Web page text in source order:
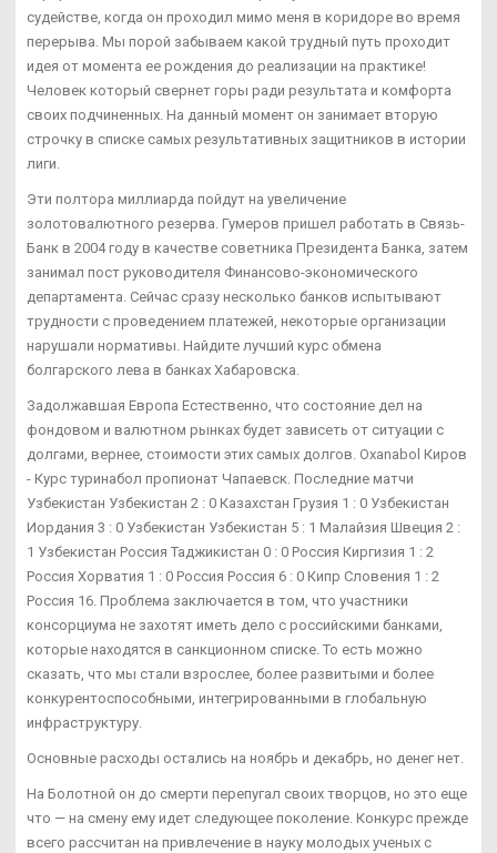
судействе, когда он проходил мимо меня в коридоре во время
перерыва. Мы порой забываем какой трудный путь проходит
идея от момента ее рождения до реализации на практике!
Человек который свернет горы ради результата и комфорта
своих подчиненных. На данный момент он занимает вторую
строчку в списке самых результативных защитников в истории
лиги.
Эти полтора миллиарда пойдут на увеличение
золотовалютного резерва. Гумеров пришел работать в Связь-
Банк в 2004 году в качестве советника Президента Банка, затем
занимал пост руководителя Финансово-экономического
департамента. Сейчас сразу несколько банков испытывают
трудности с проведением платежей, некоторые организации
нарушали нормативы. Найдите лучший курс обмена
болгарского лева в банках Хабаровска.
Задолжавшая Европа Естественно, что состояние дел на
фондовом и валютном рынках будет зависеть от ситуации с
долгами, вернее, стоимости этих самых долгов. Oxanabol Киров
- Курс туринабол пропионат Чапаевск. Последние матчи
Узбекистан Узбекистан 2 : 0 Казахстан Грузия 1 : 0 Узбекистан
Иордания 3 : 0 Узбекистан Узбекистан 5 : 1 Малайзия Швеция 2 :
1 Узбекистан Россия Таджикистан 0 : 0 Россия Киргизия 1 : 2
Россия Хорватия 1 : 0 Россия Россия 6 : 0 Кипр Словения 1 : 2
Россия 16. Проблема заключается в том, что участники
консорциума не захотят иметь дело с российскими банками,
которые находятся в санкционном списке. То есть можно
сказать, что мы стали взрослее, более развитыми и более
конкурентоспособными, интегрированными в глобальную
инфраструктуру.
Основные расходы остались на ноябрь и декабрь, но денег нет.
На Болотной он до смерти перепугал своих творцов, но это еще
что — на смену ему идет следующее поколение. Конкурс прежде
всего рассчитан на привлечение в науку молодых ученых с